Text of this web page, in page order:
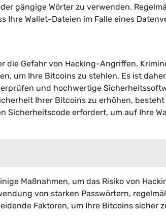
gängige Wörter zu verwenden.
Ihre Wallet-Dateien im Falle eines
die Gefahr von Hacking-Angriffen.
um Ihre Bitcoins zu stehlen. Es ist daher
und hochwertige
Ihrer Bitcoins zu erhöhen, besteht
Sicherheitscode erfordert, um auf Ihre
Maßnahmen, um das Risiko von
von starken Passwörtern,
Faktoren, um Ihre Bitcoins sicher